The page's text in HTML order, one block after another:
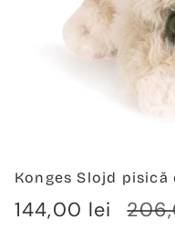
Konges Slojd pisică
Verkaufspreis
144,00 lei